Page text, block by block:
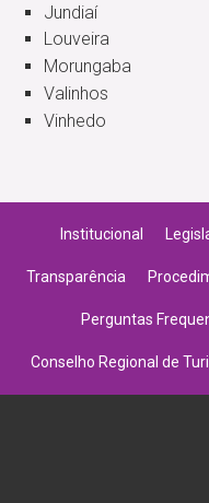
Jundiaí
Louveira
Morungaba
Valinhos
Vinhedo
Institucional
Transparência
Perguntas
Conselho Regional de